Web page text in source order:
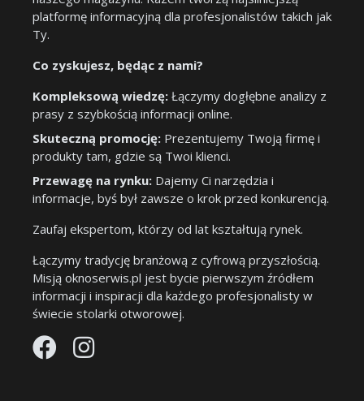
platformę informacyjną dla profesjonalistów takich jak
Ty.
Co zyskujesz, będąc z nami?
Kompleksową wiedzę: Łączymy dogłębne analizy z
prasy z szybkością informacji online.
Skuteczną promocję: Prezentujemy Twoją firmę i
produkty tam, gdzie są Twoi klienci.
Przewagę na rynku: Dajemy Ci narzędzia i
informacje, byś był zawsze o krok przed konkurencją.
Zaufaj ekspertom, którzy od lat kształtują rynek.
Łączymy tradycję branżową z cyfrową przyszłością.
Misją oknoserwis.pl jest bycie pierwszym źródłem
informacji i inspiracji dla każdego profesjonalisty w
świecie stolarki otworowej.